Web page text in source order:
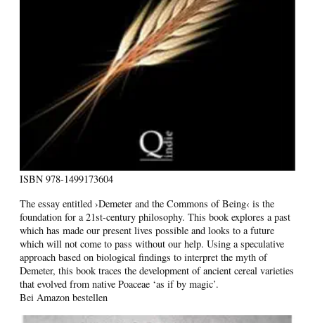
ISBN 978-1499173604
The essay entitled ›Demeter and the Commons of Being‹ is the
foundation for a 21st-century philosophy. This book explores a past
which has made our present lives possible and looks to a future
which will not come to pass without our help. Using a speculative
approach based on biological findings to interpret the myth of
Demeter, this book traces the development of ancient cereal varieties
that evolved from native Poaceae ‘as if by magic’.
Bei Amazon bestellen